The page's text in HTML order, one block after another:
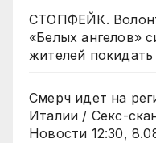
СТОПФЕЙК.
«Белых ангелов»
жителей
Смерч идет на
Италии / Секс-
Новости 12:30,